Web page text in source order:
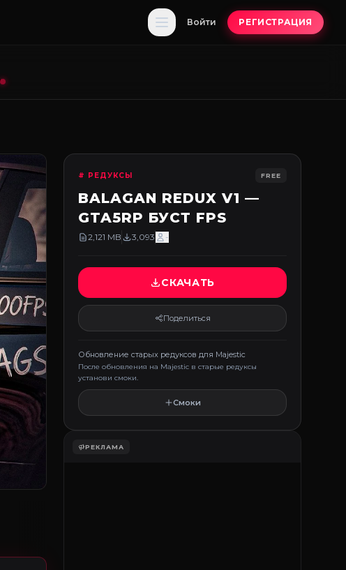
Войти РЕГИСТРАЦИЯ
# РЕДУКСЫ FREE
BALAGAN REDUX V1 —
GTA5RP БУСТ FPS
2,121 MB 3,093 -
СКАЧАТЬ
Поделиться
Обновление старых редуксов для Majestic
После обновления на Majestic в старые редуксы
установи смоки.
Смоки
РЕКЛАМА